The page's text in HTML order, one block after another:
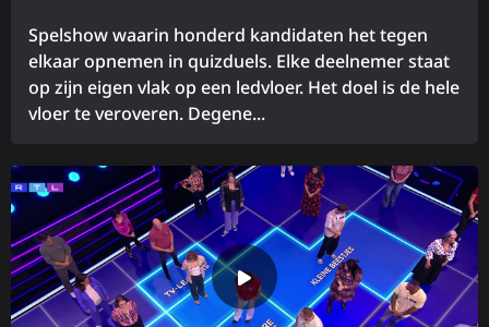
Spelshow waarin honderd kandidaten het tegen
elkaar opnemen in quizduels. Elke deelnemer staat
op zijn eigen vlak op een ledvloer. Het doel is de hele
vloer te veroveren. Degene...
meer
over